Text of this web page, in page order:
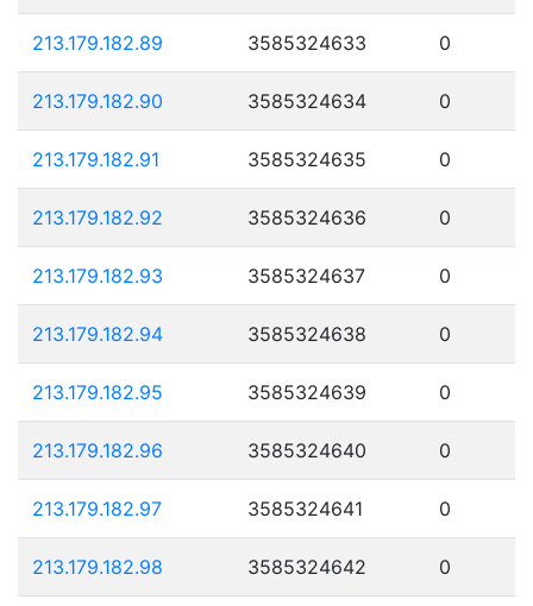
213.179.182.89 3585324633 0
213.179.182.90 3585324634 0
213.179.182.91 3585324635 0
213.179.182.92 3585324636 0
213.179.182.93 3585324637 0
213.179.182.94 3585324638 0
213.179.182.95 3585324639 0
213.179.182.96 3585324640 0
213.179.182.97 3585324641 0
213.179.182.98 3585324642 0